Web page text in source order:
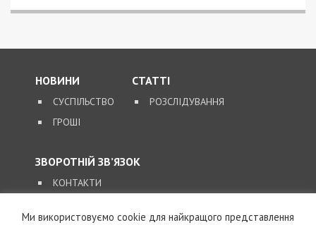
НОВИНИ
СУСПІЛЬСТВО
ГРОШІ
СТАТТІ
РОЗСЛІДУВАННЯ
ЗВОРОТНІЙ ЗВ’ЯЗОК
КОНТАКТИ
SUPPORT@49000.COM.UA
Ми використовуємо cookie для найкращого представлення